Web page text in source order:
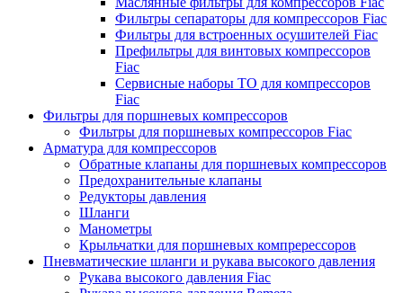
Фильтры сепараторы для компрессоров Fiac
Фильтры для встроенных осушителей Fiac
Префильтры для винтовых компрессоров
Fiac
Сервисные наборы ТО для компрессоров
Fiac
Фильтры для поршневых компрессоров
Фильтры для поршневых компрессоров Fiac
Арматура для компрессоров
Обратные клапаны для поршневых компрессоров
Предохранительные клапаны
Редукторы давления
Шланги
Манометры
Крыльчатки для поршневых компререссоров
Пневматические шланги и рукава высокого давления
Рукава высокого давления Fiac